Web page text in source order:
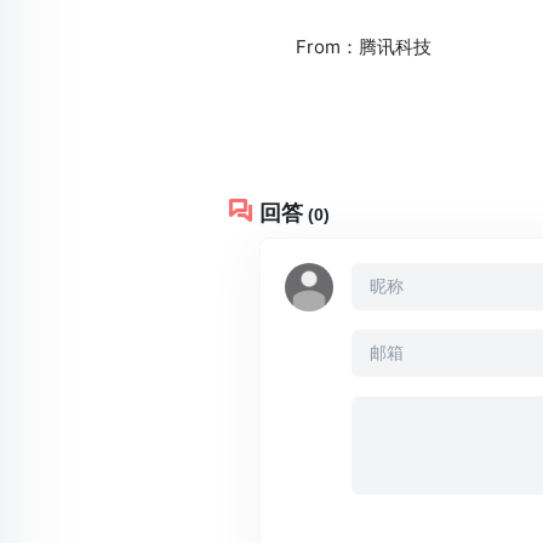
From：腾讯科技
回答 (0)